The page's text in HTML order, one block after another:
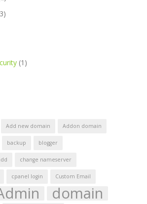
(1)
Add new domain Addon domain
backup blogger
change nameserver
cpanel login Custom Email
domain